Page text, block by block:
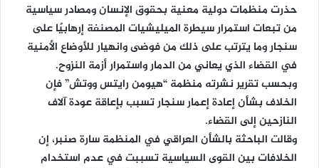
حذرت منظمات دولية معنية بحقوق الإنسان ومصادر سياسية
من تبعات استمرار سيطرة الميليشيات المصنفة إرهابيًا على
سنجار وما يترتب على ذلك من فوضى وانهيار للأوضاع الأمنية
في القضاء الذي يعاني من الدمار واستمرار أزمة النزوح.
وبحسب تقرير نشرته منظمة “هيومن رايتس ووتش” فإن
الخلاف بشأن إعادة إعمار سنجار تسبب بإعاقة عودة آلاف
النازحين إلى القضاء.
وقالت الباحثة بالشأن العراقي في المنظمة سارة صنبر، إن
الخلافات بين القوى السياسية تسببت في عدم استخدام